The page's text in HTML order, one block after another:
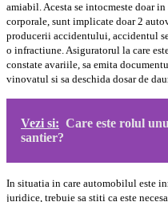
amiabil. Acesta se intocmeste doar
corporale, sunt implicate doar 2
producerii accidentului, accidentul
o infractiune. Asiguratorul la care
constate avariile, sa emita
vinovatul si sa deschida dosar de
Vezi si: Care este rolul
santier?
In situatia in care automobilul este
juridice, trebuie sa stiti ca este